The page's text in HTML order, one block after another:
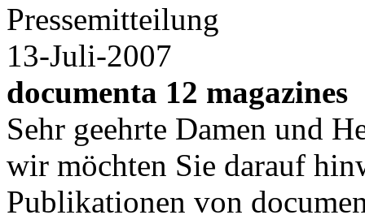
Pressemitteilung
13-Juli-2007
documenta 12 magazines
Sehr geehrte Damen und
wir möchten Sie darauf
Publikationen von